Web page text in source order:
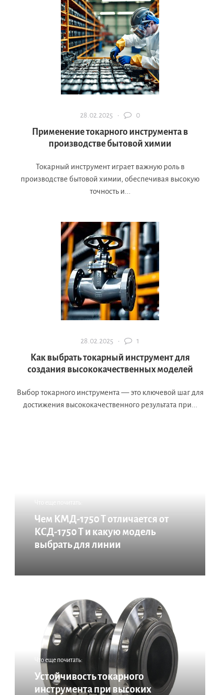
28.02.2025 · 0
Применение токарного инструмента в
производстве бытовой химии
Токарный инструмент играет важную роль в
производстве бытовой химии, обеспечивая высокую
точность и...
28.02.2025 · 1
Как выбрать токарный инструмент для
создания высококачественных моделей
Выбор токарного инструмента — это ключевой шаг для
достижения высококачественного результата при...
Чем КМД-1750 Т отличается от
КСД-1750 Т и какую модель
выбрать для линии
Что еще почитать:
Устойчивость токарного
инструмента при высоких